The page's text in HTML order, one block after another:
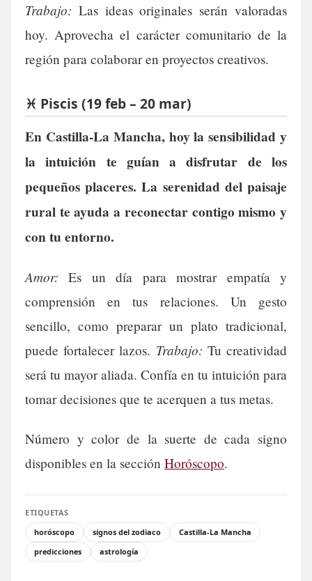
Trabajo: Las ideas originales serán valoradas
hoy. Aprovecha el carácter comunitario de la
región para colaborar en proyectos creativos.
♓ Piscis (19 feb – 20 mar)
En Castilla-La Mancha, hoy la sensibilidad y
la intuición te guían a disfrutar de los
pequeños placeres. La serenidad del paisaje
rural te ayuda a reconectar contigo mismo y
con tu entorno.
Amor: Es un día para mostrar empatía y
comprensión en tus relaciones. Un gesto
sencillo, como preparar un plato tradicional,
puede fortalecer lazos. Trabajo: Tu creatividad
será tu mayor aliada. Confía en tu intuición para
tomar decisiones que te acerquen a tus metas.
Número y color de la suerte de cada signo
disponibles en la sección Horóscopo.
ETIQUETAS
horóscopo
signos del zodiaco
Castilla-La Mancha
predicciones
astrología